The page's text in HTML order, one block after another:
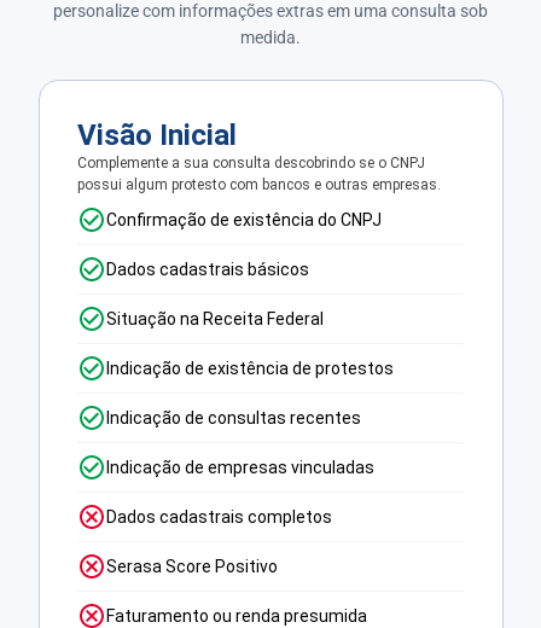
personalize com informações extras em uma consulta sob
medida.
Visão Inicial
Complemente a sua consulta descobrindo se o CNPJ
possui algum protesto com bancos e outras empresas.
Confirmação de existência do CNPJ
Dados cadastrais básicos
Situação na Receita Federal
Indicação de existência de protestos
Indicação de consultas recentes
Indicação de empresas vinculadas
Dados cadastrais completos
Serasa Score Positivo
Faturamento ou renda presumida